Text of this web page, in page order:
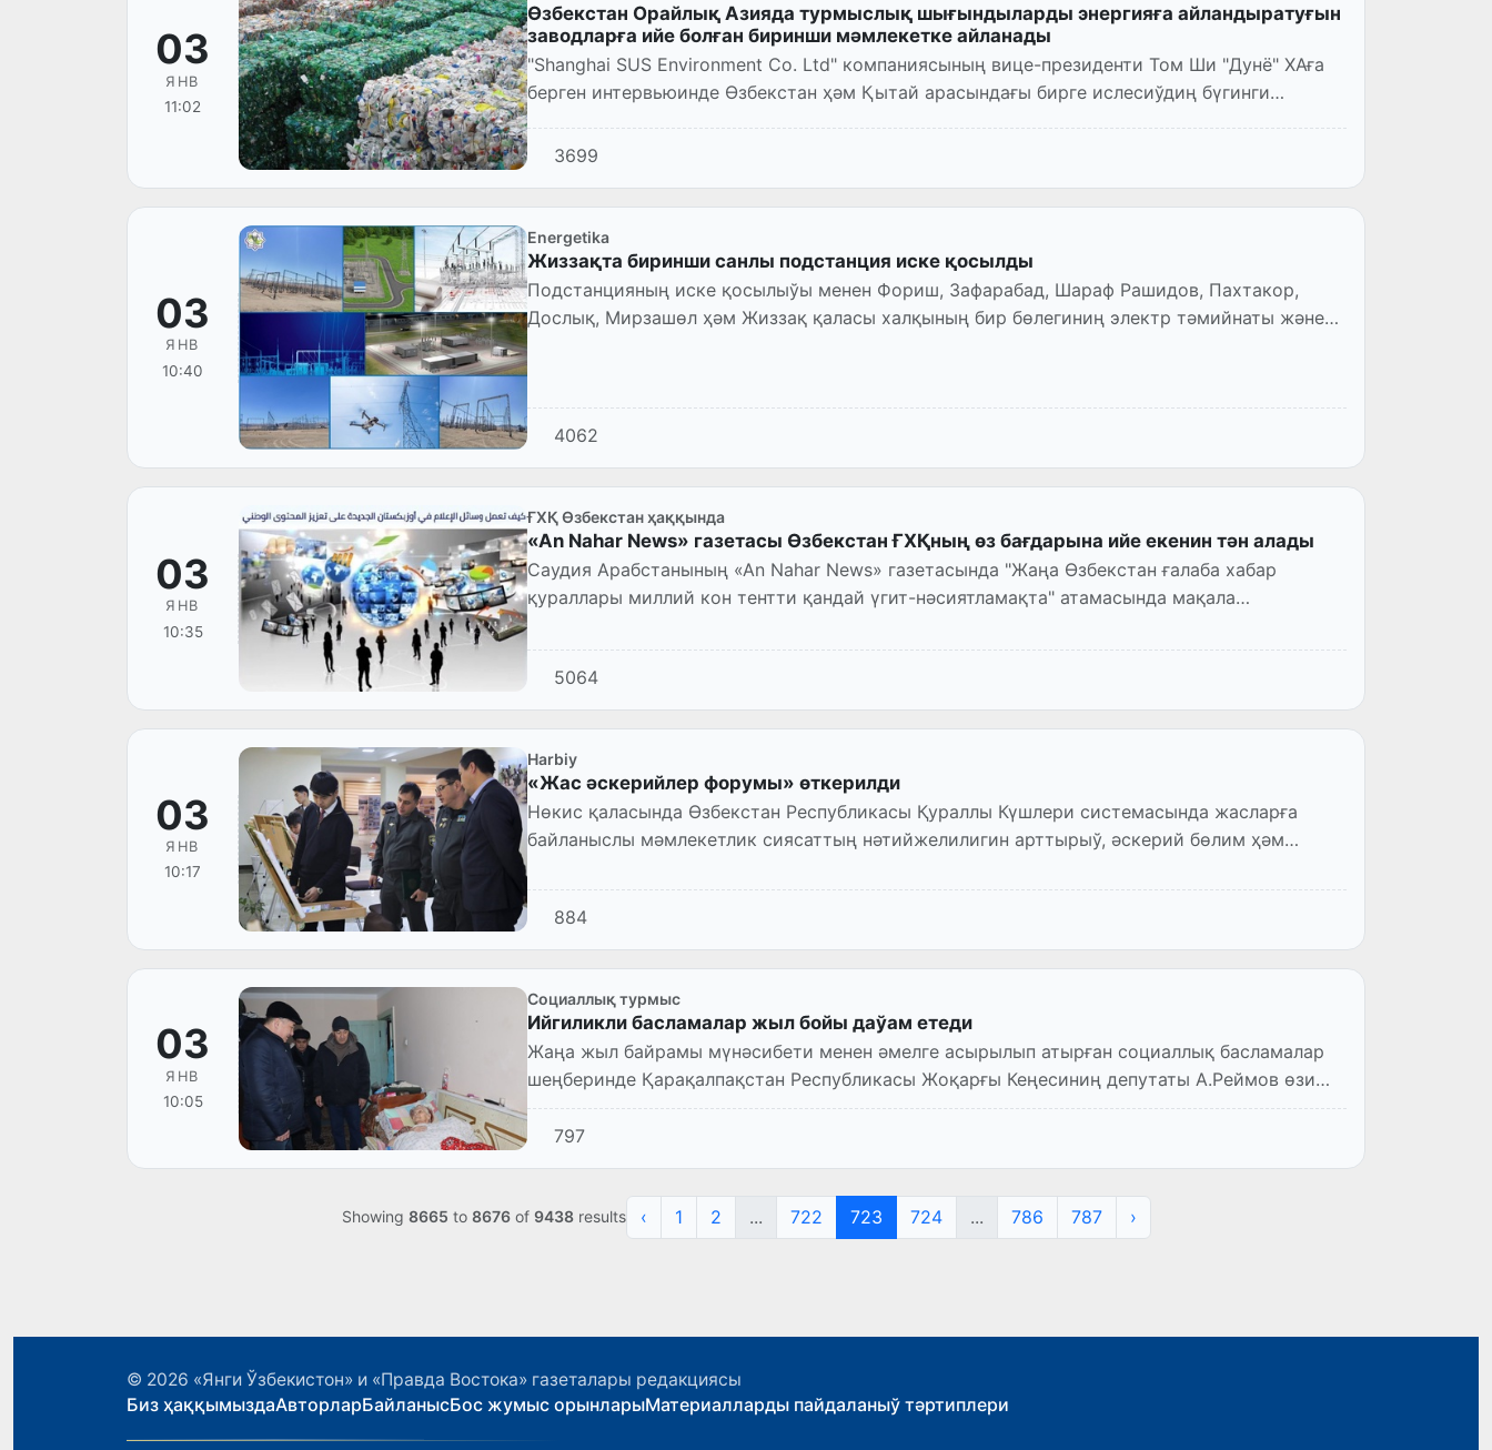
03
ЯНВ
11:02
Өзбекстан Орайлық Азияда турмыслық шығындыларды энергияға айландыратуғын
заводларға ийе болған биринши мәмлекетке айланады
"Shanghai SUS Environment Co. Ltd" компаниясының вице-президенти Том Ши "Дунё" ХАға
берген интервьюинде Өзбекстан ҳәм Қытай арасындағы бирге ислесиўдиң бүгинги
3699
03
ЯНВ
10:40
Energetika
Жиззақта биринши санлы подстанция иске қосылды
Подстанцияның иске қосылыўы менен Фориш, Зафарабад, Шараф Рашидов, Пахтакор,
Дослық, Мирзашөл ҳәм Жиззақ қаласы халқының бир бөлегиниң электр тәмийнаты және
4062
03
ЯНВ
10:35
ҒХҚ Өзбекстан ҳаққында
«An Nahar News» газетасы Өзбекстан ҒХҚның өз бағдарына ийе екенин тән алады
Саудия Арабстанының «An Nahar News» газетасында "Жаңа Өзбекстан ғалаба хабар
қураллары миллий кон тентти қандай үгит-нәсиятламақта" атамасында мақала
5064
03
ЯНВ
10:17
Harbiy
«Жас әскерийлер форумы» өткерилди
Нөкис қаласында Өзбекстан Республикасы Қураллы Күшлери системасында жасларға
байланыслы мәмлекетлик сиясаттың нәтийжелилигин арттырыў, әскерий бөлим ҳәм
884
03
ЯНВ
10:05
Социаллық турмыс
Ийгиликли басламалар жыл бойы даўам етеди
Жаңа жыл байрамы мүнәсибети менен әмелге асырылып атырған социаллық басламалар
шеңберинде Қарақалпақстан Республикасы Жоқарғы Кеңесиниң депутаты А.Реймов өзи
сайланған аймақ Нөкис...
797
Showing 8665 to 8676of 9438results ‹ 1 2 ... 722 723 724 ... 786 787 ›
© 2026 «Янги Ўзбекистон» и «Правда Востока» газеталары редакциясы
Биз ҳаққымыздаАвторларБайланысБос жумыс орынларыМатериалларды пайдаланыў тәртиплери